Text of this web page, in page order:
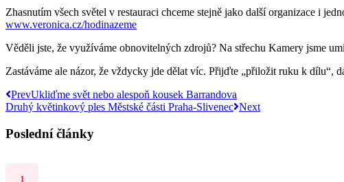
Zhasnutím všech světel v restauraci chceme stejně jako další organizace i
www.veronica.cz/hodinazeme
Věděli jste, že využíváme obnovitelných zdrojů? Na střechu Kamery jsme
Zastáváme ale názor, že vždycky jde dělat víc. Přijďte „přiložit ruku k dílu“,
PrevUkliďme svět nebo alespoň kousek Barrandova
Druhý květinkový ples Městské části Praha-Slivenec Next
Poslední články